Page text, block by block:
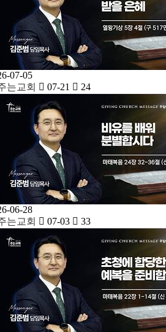
07-05
는교회
07-21 24
06-28
는교회
07-03 33